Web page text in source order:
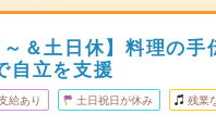
～＆土日休】料理の
自立を支援
給あり 土日祝日が休み 残業